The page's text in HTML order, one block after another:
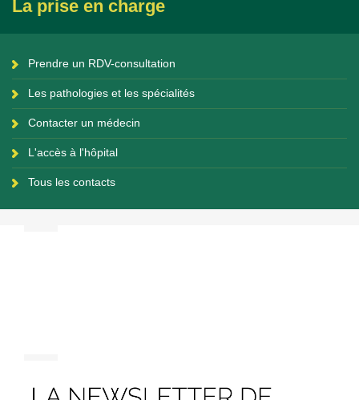
La prise en charge
Prendre un RDV-consultation
Les pathologies et les spécialités
Contacter un médecin
L'accès à l'hôpital
Tous les contacts